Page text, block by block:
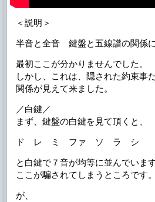
＜説明＞
半音と全音 鍵盤と五線譜の関係
最初ここが分かりませんでした。
しかし、これは、隠された約束事
関係が見えて来ました。
／白鍵／
まず、鍵盤の白鍵を見て頂くと、
ド レ ミ ファ ソ ラ シ
と白鍵で７音が均等に並んでいます
ここが騙されてしまうところです。
が、